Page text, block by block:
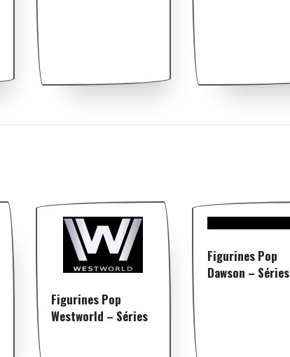
Figurines Pop
Westworld – Séries
Figurines Pop
Dawson – Séries